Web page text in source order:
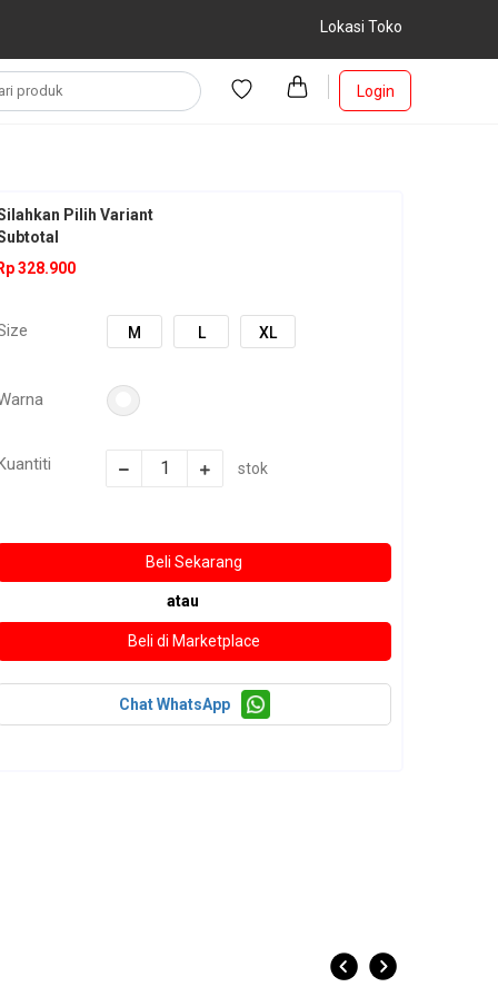
Lokasi Toko
Login
Pilih Variant
Rp 328.900
M L XL
stok
atau
Chat WhatsApp